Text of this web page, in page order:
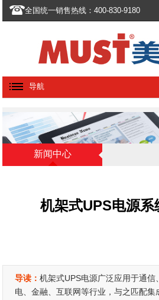
全国统一销售热线：400-830-9180
导航
新闻中心
机架式UPS电源系
导读：机架式UPS电源广泛应用于通
电、金融、互联网等行业，与之匹配